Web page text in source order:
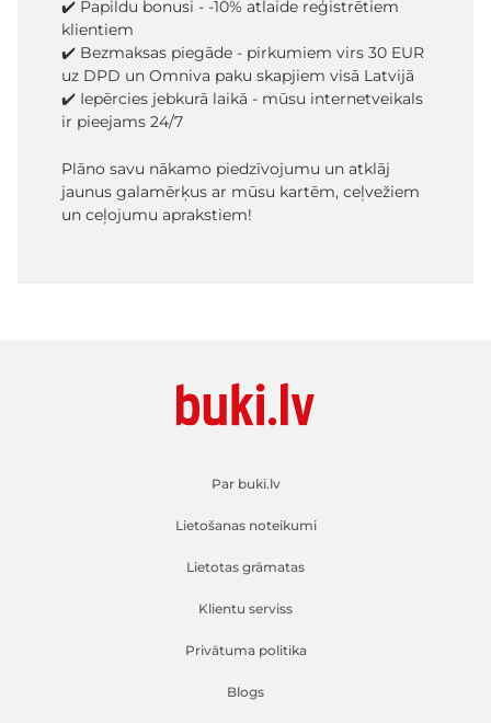
✔️ Papildu bonusi - -10% atlaide reģistrētiem
klientiem
✔️ Bezmaksas piegāde - pirkumiem virs 30 EUR
uz DPD un Omniva paku skapjiem visā Latvijā
✔️ Iepērcies jebkurā laikā - mūsu internetveikals
ir pieejams 24/7
Plāno savu nākamo piedzīvojumu un atklāj
jaunus galamērķus ar mūsu kartēm, ceļvežiem
un ceļojumu aprakstiem!
Par buki.lv
Lietošanas noteikumi
Lietotas grāmatas
Klientu serviss
Privātuma politika
Blogs